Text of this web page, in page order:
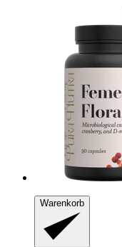
Warenkorb